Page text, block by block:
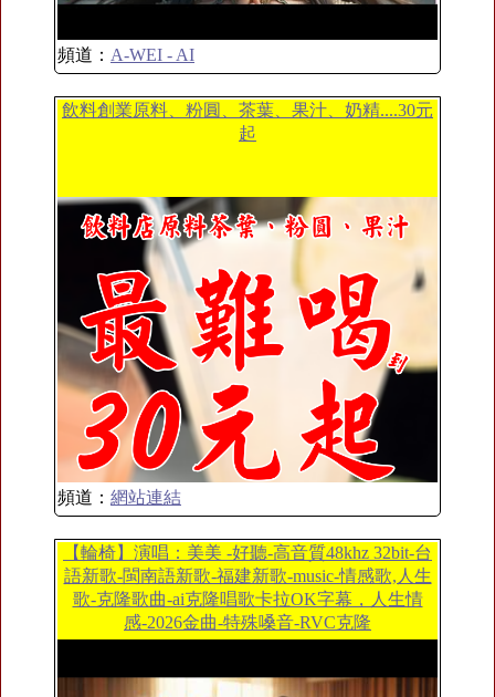
頻道： A-WEI - AI
飲料創業原料、粉圓、茶葉、果汁、奶精....30元
起
頻道： 網站連結
【輪椅】演唱：美美 -好聽-高音質48khz 32bit-台
語新歌-閩南語新歌-福建新歌-music-情感歌,人生
歌-克隆歌曲-ai克隆唱歌卡拉OK字幕，人生情
感-2026金曲-特殊嗓音-RVC克隆